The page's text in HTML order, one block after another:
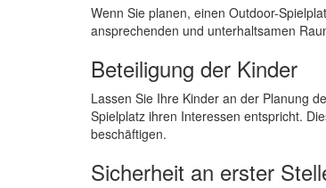
Wenn Sie planen, einen Outdoor-
ansprechenden und unterhaltsamen
Beteiligung der Kinder
Lassen Sie Ihre Kinder an der Planung
Spielplatz ihren Interessen entspricht.
beschäftigen.
Sicherheit an erster